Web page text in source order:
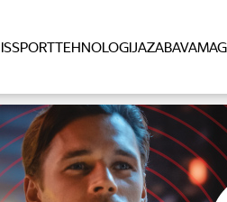
SPORTTEHNOLOGIJAZABAVA